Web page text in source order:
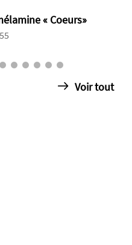
« Coeurs»
Voir tout